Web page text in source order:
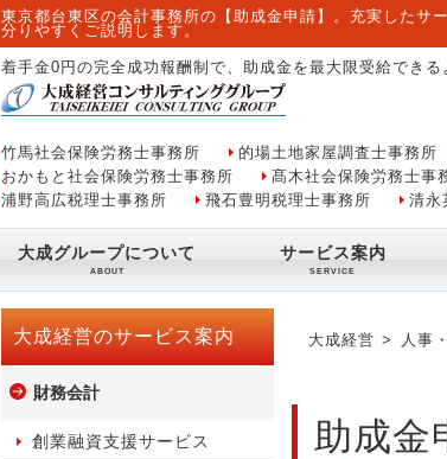
東京都台東区の会計事務所の【助成金申請】。充実したサ
分りやすくご説明します。
着手金0円の完全成功報酬制で、助成金を最大限受給できる
竹馬社会保険労務士事務所 的場土地家屋調査士事務所
おかもと社会保険労務士事務所
髙木社会保険労務士事
浦野高広税理士事務所
飛石豊明税理士事務所 清永
大成グループについて サービス案内
大成経営のサービス案内
財務会計
創業融資支援サービス
大成経営 人事
助成金